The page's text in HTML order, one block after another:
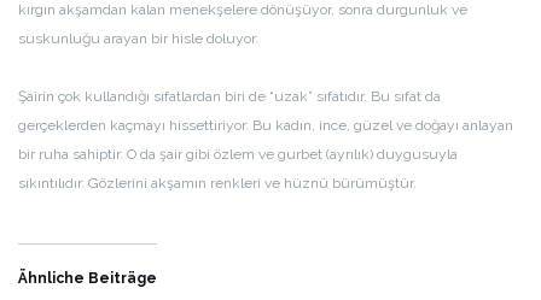
kırgın akşamdan kalan menekşelere dönüşüyor, sonra durgunluk ve
suskunluğu arayan bir hisle doluyor.
Şairin çok kullandığı sıfatlardan biri de “uzak” sıfatıdır. Bu sıfat da
gerçeklerden kaçmayı hissettiriyor. Bu kadın, ince, güzel ve doğayı anlayan
bir ruha sahiptir. O da şair gibi özlem ve gurbet (ayrılık) duygusuyla
sıkıntılıdır. Gözlerini akşamın renkleri ve hüznü bürümüştür.
Ähnliche Beiträge